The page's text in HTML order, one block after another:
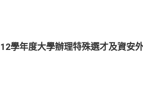
學年度大學辦理特殊選才及資安